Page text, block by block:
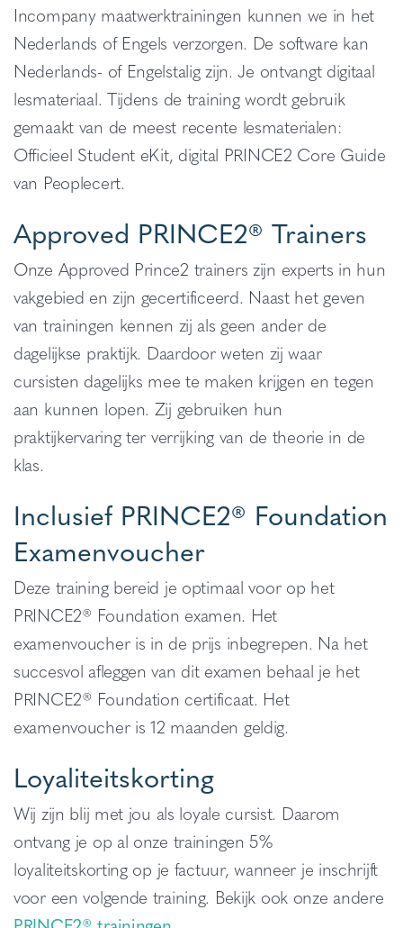
Incompany maatwerktrainingen kunnen we in het
Nederlands of Engels verzorgen. De software kan
Nederlands- of Engelstalig zijn. Je ontvangt digitaal
lesmateriaal. Tijdens de training wordt gebruik
gemaakt van de meest recente lesmaterialen:
Officieel Student eKit, digital PRINCE2 Core Guide
van Peoplecert.
Approved PRINCE2® Trainers
Onze Approved Prince2 trainers zijn experts in hun
vakgebied en zijn gecertificeerd. Naast het geven
van trainingen kennen zij als geen ander de
dagelijkse praktijk. Daardoor weten zij waar
cursisten dagelijks mee te maken krijgen en tegen
aan kunnen lopen. Zij gebruiken hun
praktijkervaring ter verrijking van de theorie in de
klas.
Inclusief PRINCE2® Foundation
Examenvoucher
Deze training bereid je optimaal voor op het
PRINCE2® Foundation examen. Het
examenvoucher is in de prijs inbegrepen. Na het
succesvol afleggen van dit examen behaal je het
PRINCE2® Foundation certificaat. Het
examenvoucher is 12 maanden geldig.
Loyaliteitskorting
Wij zijn blij met jou als loyale cursist. Daarom
ontvang je op al onze trainingen 5%
loyaliteitskorting op je factuur, wanneer je inschrijft
voor een volgende training. Bekijk ook onze andere